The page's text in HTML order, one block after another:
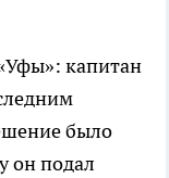
капитан
было
он подал